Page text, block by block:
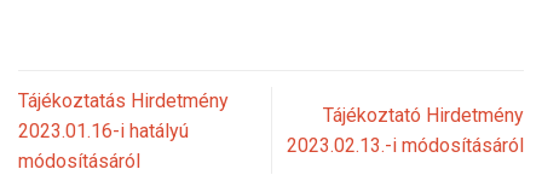
Tájékoztatás Hirdetmény
2023.01.16-i hatályú
módosításáról
Tájékoztató Hirdetmény
2023.02.13.-i módosításáról